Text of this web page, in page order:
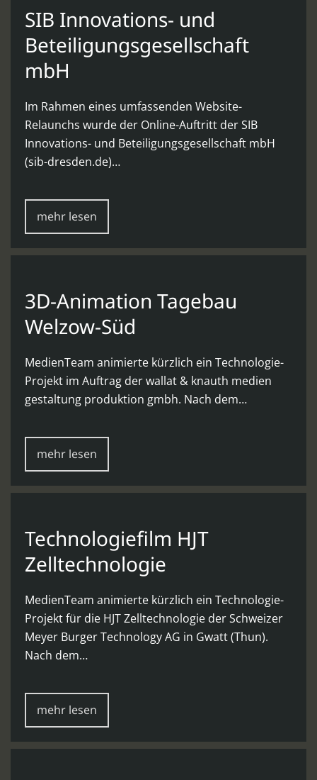
SIB Innovations- und
Beteiligungsgesellschaft
mbH
Im Rahmen eines umfassenden Website-
Relaunchs wurde der Online-Auftritt der SIB
Innovations- und Beteiligungsgesellschaft mbH
(sib-dresden.de)…
mehr lesen
3D-Animation Tagebau
Welzow-Süd
MedienTeam animierte kürzlich ein Technologie-
Projekt im Auftrag der wallat & knauth medien
gestaltung produktion gmbh. Nach dem…
mehr lesen
Technologiefilm HJT
Zelltechnologie
MedienTeam animierte kürzlich ein Technologie-
Projekt für die HJT Zelltechnologie der Schweizer
Meyer Burger Technology AG in Gwatt (Thun).
Nach dem…
mehr lesen